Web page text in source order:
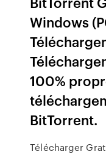
Windows
100%
BitTorrent.
Télécharger